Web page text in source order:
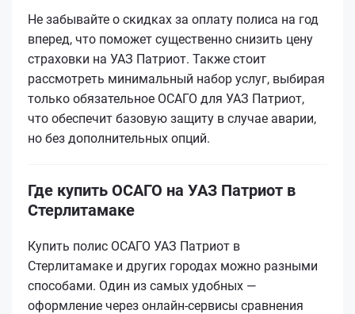
Не забывайте о скидках за оплату полиса на год
вперед, что поможет существенно снизить цену
страховки на УАЗ Патриот. Также стоит
рассмотреть минимальный набор услуг, выбирая
только обязательное ОСАГО для УАЗ Патриот,
что обеспечит базовую защиту в случае аварии,
но без дополнительных опций.
Где купить ОСАГО на УАЗ Патриот в
Стерлитамаке
Купить полис ОСАГО УАЗ Патриот в
Стерлитамаке и других городах можно разными
способами. Один из самых удобных —
оформление через онлайн-сервисы сравнения